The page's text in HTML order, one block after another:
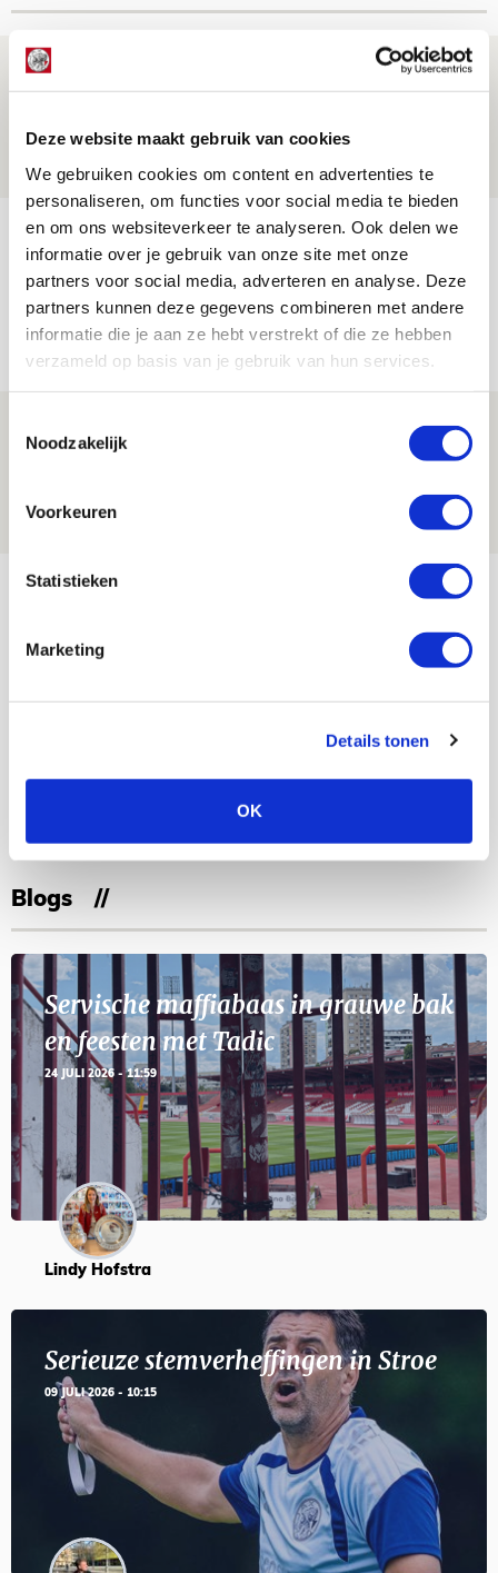
Deze website maakt gebruik van cookies
We gebruiken cookies om content en advertenties te
personaliseren, om functies voor social media te bieden
en om ons websiteverkeer te analyseren. Ook delen we
informatie over je gebruik van onze site met onze
partners voor social media, adverteren en analyse. Deze
partners kunnen deze gegevens combineren met andere
informatie die je aan ze hebt verstrekt of die ze hebben
verzameld op basis van je gebruik van hun services.
Noodzakelijk
Voorkeuren
Statistieken
Marketing
Details tonen
OK
Brandt: ‘Ajax en Cruijff bleven door
07 AUGUSTUS 2026 - 20:02
Míchel geeft blessure-update en
spreekt over Godts, Baas en
aanwinsten
07 AUGUSTUS 2026 - 14:13
NIEUWS
Volop enthousiasme in fotoverslag van
Europees treffen met Shelbourne
FOTOVERSLAG
Bekijk meer
11
Blogs
Servische maffiabaas in grauwe bak
en feesten met Tadic
24 JULI 2026 - 11:59
Lindy Hofstra
Serieuze stemverheffingen in Stroe
09 JULI 2026 - 10:15